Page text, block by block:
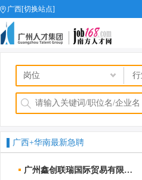
广西[切换站点]
job168网
广西+华南最新急聘
广州鑫创联瑞国际贸易有限公司